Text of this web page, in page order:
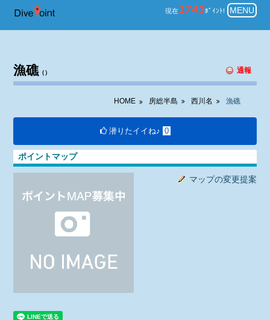
房総半島 西川名 ダイビング 漁
現在1743ﾎﾟｲﾝﾄ! MENU
漁礁（） 通報
HOME 房総半島 西川名 漁礁
潜りたイイね♪ 0
ポイントマップ
マップの変更提案